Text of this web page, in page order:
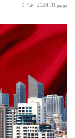
يونيو 11, 2024 0